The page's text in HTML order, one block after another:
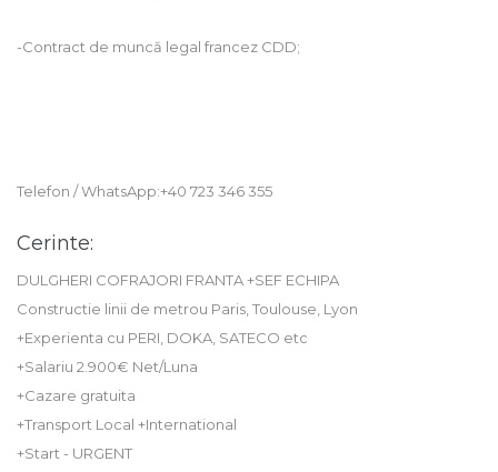
-Contract de muncă legal francez CDD;
Telefon / WhatsApp:+40 723 346 355
Cerinte:
DULGHERI COFRAJORI FRANTA +SEF ECHIPA
Constructie linii de metrou Paris, Toulouse, Lyon
+Experienta cu PERI, DOKA, SATECO etc
+Salariu 2.900€ Net/Luna
+Cazare gratuita
+Transport Local +International
+Start - URGENT